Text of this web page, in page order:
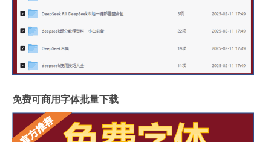
免费可商用字体批量下载